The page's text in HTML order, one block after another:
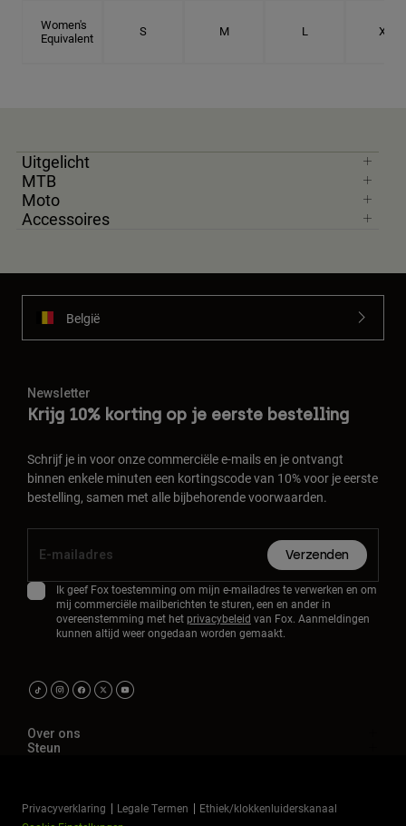
Women's
Equivalent
S M L XL
Uitgelicht
MTB
Moto
Accessoires
België
Newsletter
Krijg 10% korting op je eerste bestelling
Schrijf je in voor onze commerciële e-mails en je ontvangt
binnen enkele minuten een kortingscode van 10% voor je eerste
bestelling, samen met alle bijbehorende voorwaarden.
Verzenden
Ik geef Fox toestemming om mijn e-mailadres te verwerken en om
mij commerciële mailberichten te sturen, een en ander in
overeenstemming met het privacybeleid van Fox. Aanmeldingen
kunnen altijd weer ongedaan worden gemaakt.
Over ons
Steun
Privacyverklaring Legale Termen
Ethiek/klokkenluiderskanaal